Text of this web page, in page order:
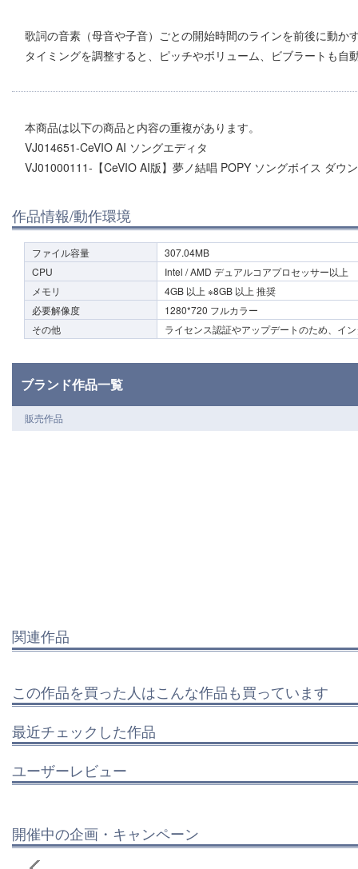
歌詞の音素（母音や子音）ごとの開始時間のラインを前後に動か
タイミングを調整すると、ピッチやボリューム、ビブラートも自
本商品は以下の商品と内容の重複があります。
VJ014651-CeVIO AI ソングエディタ
VJ01000111-【CeVIO AI版】夢ノ結唱 POPY ソングボイス ダウ
作品情報/動作環境
ファイル容量
307.04MB
CPU
Intel / AMD デュアルコアプロセッサー以上
メモリ
4GB 以上 ※8GB 以上 推奨
必要解像度
1280*720 フルカラー
その他
ライセンス認証やアップデートのため、イ
ブランド作品一覧
販売作品
関連作品
この作品を買った人はこんな作品も買っています
最近チェックした作品
ユーザーレビュー
開催中の企画・キャンペーン